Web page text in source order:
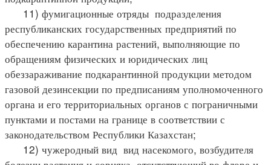
11) фумигационные отряды подразделения
республиканских государственных предприятий по
обеспечению карантина растений, выполняющие по
обращениям физических и юридических лиц
обеззараживание подкарантинной продукции методом
газовой дезинсекции по предписаниям уполномоченного
органа и его территориальных органов с пограничными
пунктами и постами на границе в соответствии с
законодательством Республики Казахстан;
12) чужеродный вид вид насекомого, возбудителя